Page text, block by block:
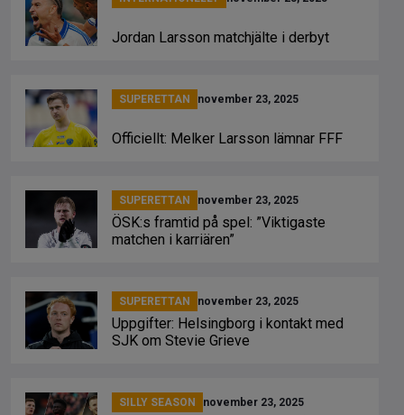
Jordan Larsson matchjälte i derbyt
SUPERETTAN november 23, 2025
Officiellt: Melker Larsson lämnar FFF
SUPERETTAN november 23, 2025
ÖSK:s framtid på spel: ”Viktigaste
matchen i karriären”
SUPERETTAN november 23, 2025
Uppgifter: Helsingborg i kontakt med
SJK om Stevie Grieve
SILLY SEASON november 23, 2025